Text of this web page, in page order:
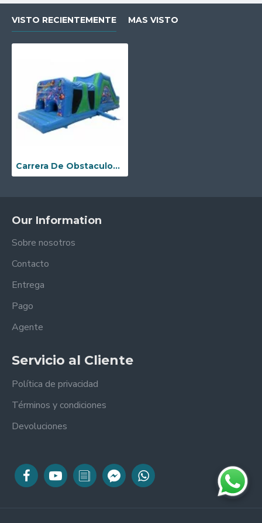
VISTO RECIENTEMENTE MAS VISTO
Carrera De Obstaculos Del Castillo Hinchable
Our Information
Sobre nosotros
Contacto
Entrega
Pago
Agente
Servicio al Cliente
Política de privacidad
Términos y condiciones
Devoluciones